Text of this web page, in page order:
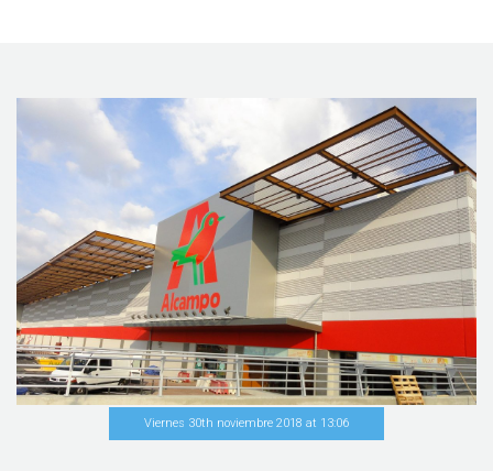
Viernes 30th noviembre 2018 at 13:06